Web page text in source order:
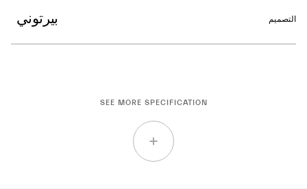
التصميم بيرتوني
SEE MORE SPECIFICATION